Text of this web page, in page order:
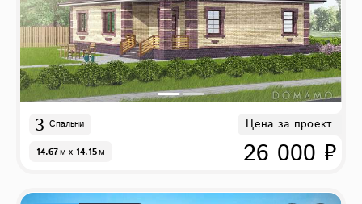
3 Спальни
14.67м x 14.15м
Цена за проект
26 000 ₽